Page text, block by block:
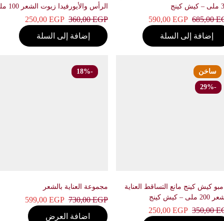
685,00
590,00EGP
إضافة إلى السلة
الرأس والأيورفيدا زيوت الشعر 100 ملى
– كيش كينج
360,00EGP
250,00EGP
إضافة إلى السلة
ساخن
كيش كينج مانع التساقط العناية
كينج
350,00
250,00EGP
مجموعة العناية بالشعر
730,00EGP
599,00EGP
اضافة العرض